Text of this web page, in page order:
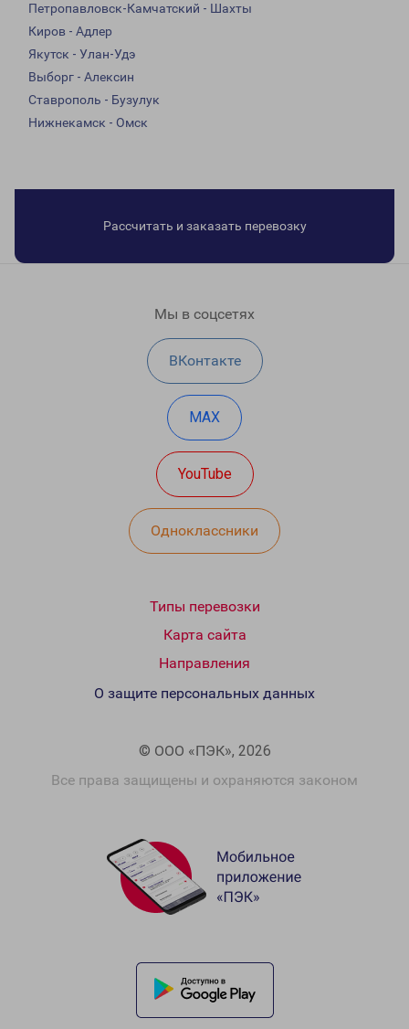
Петропавловск-Камчатский - Шахты
Киров - Адлер
Якутск - Улан-Удэ
Выборг - Алексин
Ставрополь - Бузулук
Нижнекамск - Омск
Рассчитать и заказать перевозку
Мы в соцсетях
ВКонтакте
MAX
YouTube
Одноклассники
Типы перевозки
Карта сайта
Направления
© ООО «ПЭК», 2026
Все права защищены и охраняются законом
О защите персональных данных